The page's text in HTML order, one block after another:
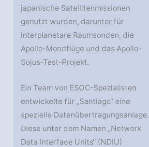
japanische Satellitenmissionen
genutzt wurden, darunter für
interplanetare Raumsonden, die
Apollo-Mondflüge und das Apollo-
Sojus-Test-Projekt.
Ein Team von ESOC-Spezialisten
entwickelte für „Santiago“ eine
spezielle Datenübertragungsanlage.
Diese unter dem Namen „Network
Data Interface Units“ (NDIU)